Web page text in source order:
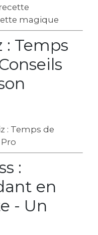
magique
: Temps
: Temps de
:
en
- Un